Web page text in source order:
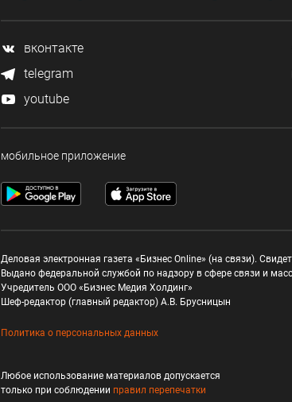
вконтакте
telegram
youtube
мобильное приложение
Деловая электронная газета «Бизнес Online» (на связи).
Выдано федеральной службой по надзору в сфере связи и
Учредитель ООО «Бизнес Медия Холдинг»
Шеф-редактор (главный редактор) А.В. Брусницын
Политика о персональных данных
Любое использование материалов допускается
только при соблюдении правил перепечатки